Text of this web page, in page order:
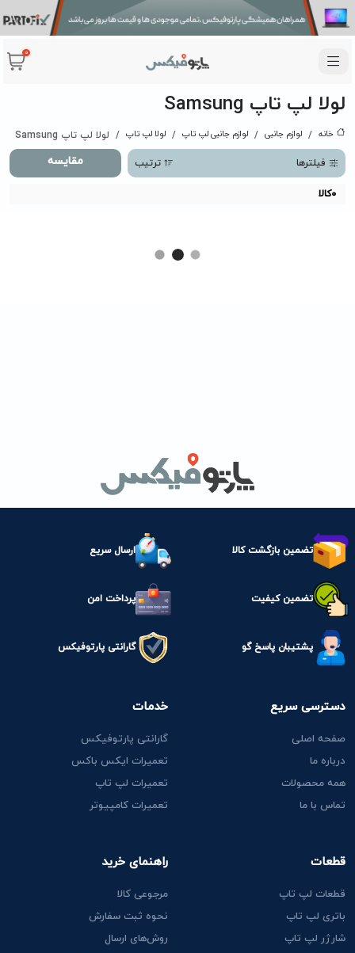
0
لولا لپ تاپ Samsung
خانه لوازم جانبی لوازم جانبی لپ تاپ لولا لپ تاپ لولا لپ تاپ Samsung
فیلترها ترتیب مقایسه
0کالا
تضمین بازگشت کالا ارسال سریع
تضمین کیفیت پرداخت امن
پشتیبان پاسخ گو گارانتی پارتوفیکس
دسترسی سریع
صفحه اصلی
درباره ما
همه محصولات
تماس با ما
قطعات
قطعات لپ تاپ
باتری لپ تاپ
شارژر لپ تاپ
خدمات
گارانتی پارتوفیکس
تعمیرات ایکس باکس
تعمیرات لپ تاپ
تعمیرات کامپیوتر
راهنمای خرید
مرجوعی کالا
نحوه ثبت سفارش
روش‌های ارسال